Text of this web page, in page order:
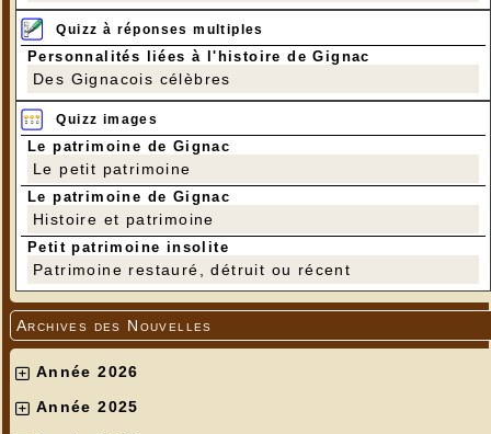
Quizz à réponses multiples
Personnalités liées à l'histoire de Gignac
Des Gignacois célèbres
Quizz images
Le patrimoine de Gignac
Le petit patrimoine
Le patrimoine de Gignac
Histoire et patrimoine
Petit patrimoine insolite
Patrimoine restauré, détruit ou récent
Archives des Nouvelles
Année 2026
Année 2025